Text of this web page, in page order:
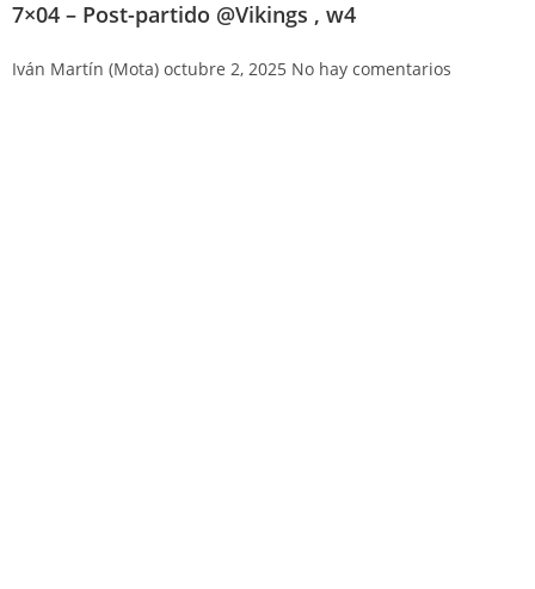
7×04 – Post-partido @Vikings , w4
Iván Martín (Mota) octubre 2, 2025 No hay comentarios